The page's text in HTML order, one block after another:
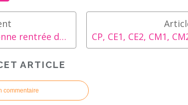
A l'heure où... Bonne rentrée des classes !
ARTICLE
commentaire